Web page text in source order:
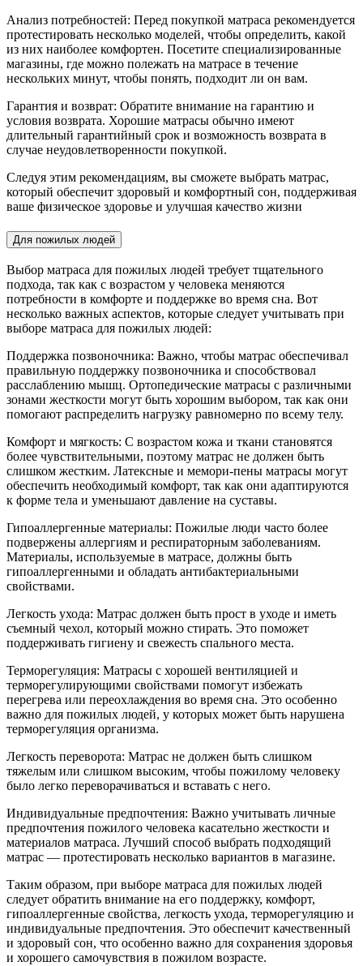
Анализ потребностей: Перед покупкой матраса рекомендуется
протестировать несколько моделей, чтобы определить, какой
из них наиболее комфортен. Посетите специализированные
магазины, где можно полежать на матрасе в течение
нескольких минут, чтобы понять, подходит ли он вам.
Гарантия и возврат: Обратите внимание на гарантию и
условия возврата. Хорошие матрасы обычно имеют
длительный гарантийный срок и возможность возврата в
случае неудовлетворенности покупкой.
Следуя этим рекомендациям, вы сможете выбрать матрас,
который обеспечит здоровый и комфортный сон, поддерживая
ваше физическое здоровье и улучшая качество жизни
Для пожилых людей
Выбор матраса для пожилых людей требует тщательного
подхода, так как с возрастом у человека меняются
потребности в комфорте и поддержке во время сна. Вот
несколько важных аспектов, которые следует учитывать при
выборе матраса для пожилых людей:
Поддержка позвоночника: Важно, чтобы матрас обеспечивал
правильную поддержку позвоночника и способствовал
расслаблению мышц. Ортопедические матрасы с различными
зонами жесткости могут быть хорошим выбором, так как они
помогают распределить нагрузку равномерно по всему телу.
Комфорт и мягкость: С возрастом кожа и ткани становятся
более чувствительными, поэтому матрас не должен быть
слишком жестким. Латексные и мемори-пены матрасы могут
обеспечить необходимый комфорт, так как они адаптируются
к форме тела и уменьшают давление на суставы.
Гипоаллергенные материалы: Пожилые люди часто более
подвержены аллергиям и респираторным заболеваниям.
Материалы, используемые в матрасе, должны быть
гипоаллергенными и обладать антибактериальными
свойствами.
Легкость ухода: Матрас должен быть прост в уходе и иметь
съемный чехол, который можно стирать. Это поможет
поддерживать гигиену и свежесть спального места.
Терморегуляция: Матрасы с хорошей вентиляцией и
терморегулирующими свойствами помогут избежать
перегрева или переохлаждения во время сна. Это особенно
важно для пожилых людей, у которых может быть нарушена
терморегуляция организма.
Легкость переворота: Матрас не должен быть слишком
тяжелым или слишком высоким, чтобы пожилому человеку
было легко переворачиваться и вставать с него.
Индивидуальные предпочтения: Важно учитывать личные
предпочтения пожилого человека касательно жесткости и
материалов матраса. Лучший способ выбрать подходящий
матрас — протестировать несколько вариантов в магазине.
Таким образом, при выборе матраса для пожилых людей
следует обратить внимание на его поддержку, комфорт,
гипоаллергенные свойства, легкость ухода, терморегуляцию и
индивидуальные предпочтения. Это обеспечит качественный
и здоровый сон, что особенно важно для сохранения здоровья
и хорошего самочувствия в пожилом возрасте.